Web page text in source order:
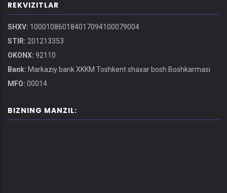
REKVIZITLAR
SHXV: 100010860184017094100079004
STIR: 201213353
OKONX: 92110
Bank: Markaziy bank XKKM Toshkent shaxar bosh Boshkarmasi
MFO: 00014
BIZNING MANZIL: